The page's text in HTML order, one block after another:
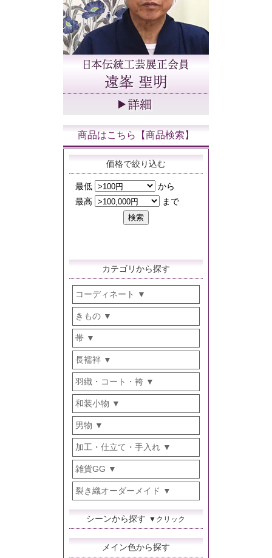
商品はこちら【商品検索】
価格で絞り込む
カテゴリから探す
コーディネート
きもの
帯
長襦袢
羽織・コート・袴
和装小物
男物
加工・仕立て・手入れ
雑貨GG
裂き織オーダーメイド
シーンから探す ▼クリック
メイン色から探す